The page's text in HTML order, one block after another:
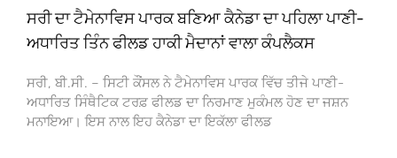
ਸਰੀ ਦਾ ਟੈਮੇਨਾਵਿਸ ਪਾਰਕ ਬਣਿਆ ਕੈਨੇਡਾ ਦਾ ਪਹਿਲਾ ਪਾਣੀ-
ਅਧਾਰਿਤ ਤਿੰਨ ਫੀਲਡ ਹਾਕੀ ਮੈਦਾਨਾਂ ਵਾਲਾ ਕੰਪਲੈਕਸ
ਸਰੀ, ਬੀ.ਸੀ. – ਸਿਟੀ ਕੌਂਸਲ ਨੇ ਟੈਮੇਨਾਵਿਸ ਪਾਰਕ ਵਿੱਚ ਤੀਜੇ ਪਾਣੀ-
ਅਧਾਰਿਤ ਸਿੰਥੈਟਿਕ ਟਰਫ਼ ਫੀਲਡ ਦਾ ਨਿਰਮਾਣ ਮੁਕੰਮਲ ਹੋਣ ਦਾ ਜਸ਼ਨ
ਮਨਾਇਆ। ਇਸ ਨਾਲ ਇਹ ਕੈਨੇਡਾ ਦਾ ਇਕੱਲਾ ਫੀਲਡ